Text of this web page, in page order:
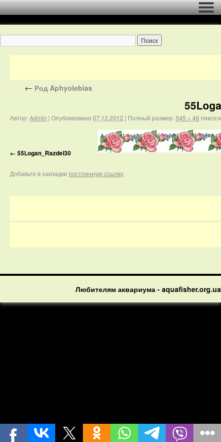
← Род Aphyolebias
Автор:Admin | Опубликовано 07.12.2012 | Полный размер:545 × 46
55Logan_Razdel30
Добавьте в закладки постоянную ссылку.
Любителям аквариума - aquafisher.org.ua